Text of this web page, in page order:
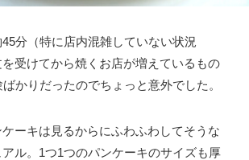
分（特に店内混雑していない状況
受けてから焼くお店が増えているもの
かりだったのでちょっと意外でした。
ーキは見るからにふわふわしてそうな
ル。1つ1つのパンケーキのサイズも厚